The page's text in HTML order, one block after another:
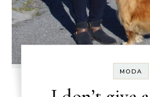
MODA